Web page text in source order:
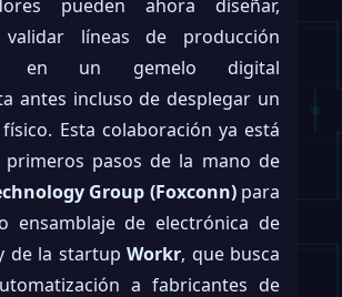
pueden ahora diseñar,
líneas de producción
en un gemelo digital
antes incluso de desplegar un
Esta colaboración ya está
pasos de la mano de
Group (Foxconn)para
ensamblaje de electrónica de
de la startupWorkr, que busca
a fabricantes de